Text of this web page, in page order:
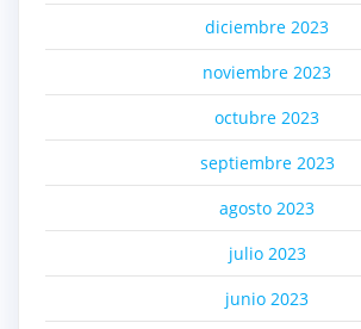
diciembre 2023
noviembre 2023
octubre 2023
septiembre 2023
agosto 2023
julio 2023
junio 2023